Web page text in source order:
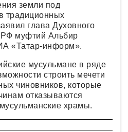
земли под
традиционных
глава Духовного
муфтий Альбир
«Татар-информ».
мусульмане в ряде
строить мечети
чиновников, которые
отказываются
храмы.